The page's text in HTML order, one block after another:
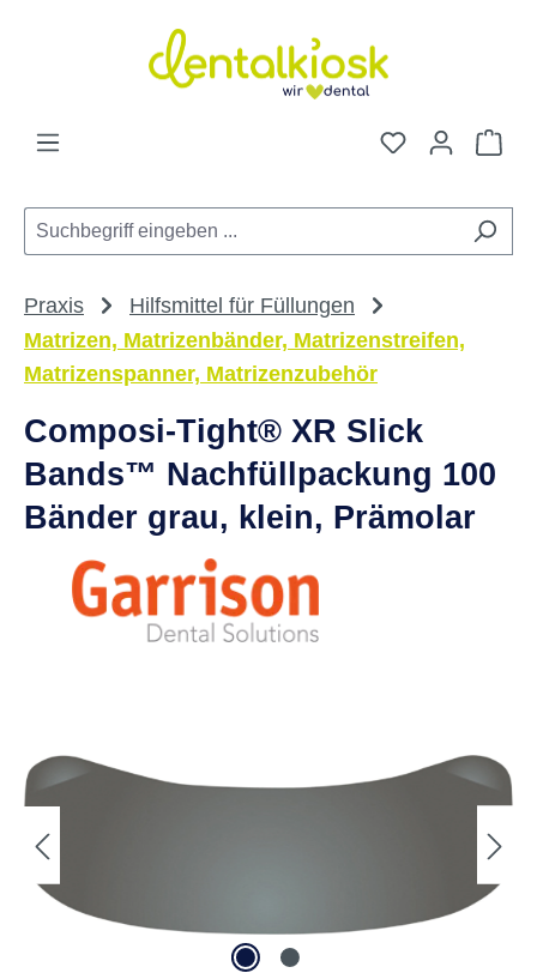
Zum Hauptinhalt springen
Du hast 0
Praxis
Hilfsmittel für Füllungen
Matrizen, Matrizenbänder, Matrizenstreifen,
Matrizenspanner, Matrizenzubehör
Composi-Tight® XR Slick
Bands™ Nachfüllpackung 100
Bänder grau, klein, Prämolar